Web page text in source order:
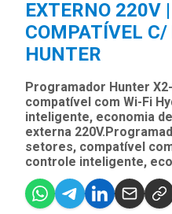
EXTERNO 220V
COMPATÍVEL
HUNTER
Programador Hunter
compatível com Wi-Fi
inteligente, economia
externa
setores, compatível
controle inteligente,